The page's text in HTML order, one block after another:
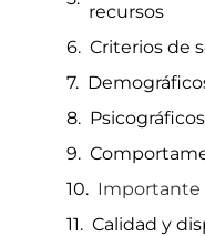
recursos
Criterios de
Psicográficos
Importante
Calidad y